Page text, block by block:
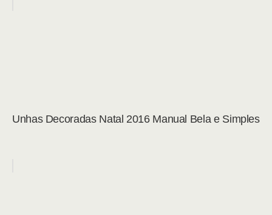
Unhas Decoradas Natal 2016 Manual Bela e Simples